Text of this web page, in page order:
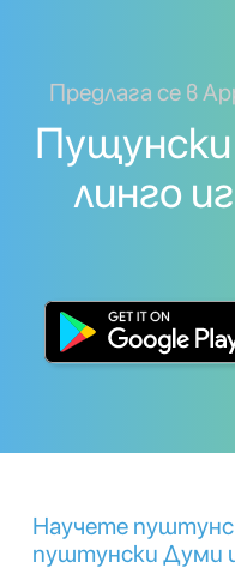
Предлага се в
Пущунски
линго
Научете
пуштунски Думи